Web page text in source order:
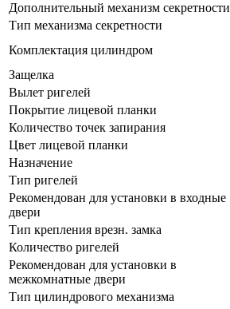
Дополнительный механизм секретности
Тип механизма секретности
Комплектация цилиндром
Защелка
Вылет ригелей
Покрытие лицевой планки
Количество точек запирания
Цвет лицевой планки
Назначение
Тип ригелей
Рекомендован для установки в входные
двери
Тип крепления врезн. замка
Количество ригелей
Рекомендован для установки в
межкомнатные двери
Тип цилиндрового механизма